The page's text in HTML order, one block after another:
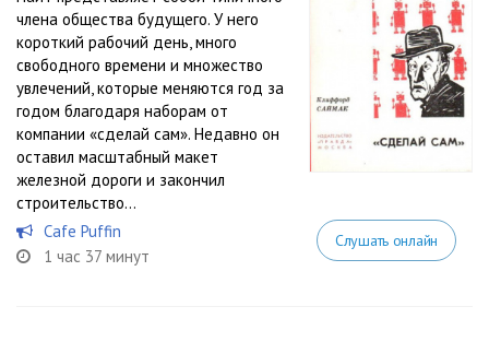
члена общества будущего. У него
короткий рабочий день, много
свободного времени и множество
увлечений, которые меняются год за
годом благодаря наборам от
компании «сделай сам». Недавно он
оставил масштабный макет
железной дороги и закончил
строительство...
Cafe Puffin
1 час 37 минут
Слушать онлайн